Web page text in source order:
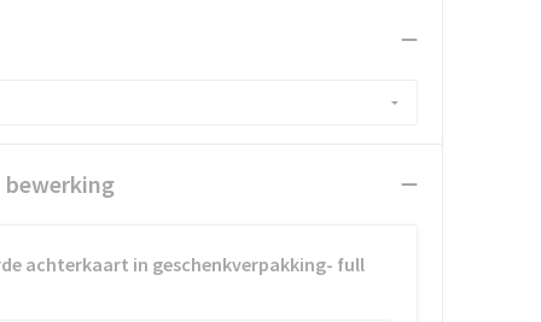
bewerking
achterkaart in geschenkverpakking- full